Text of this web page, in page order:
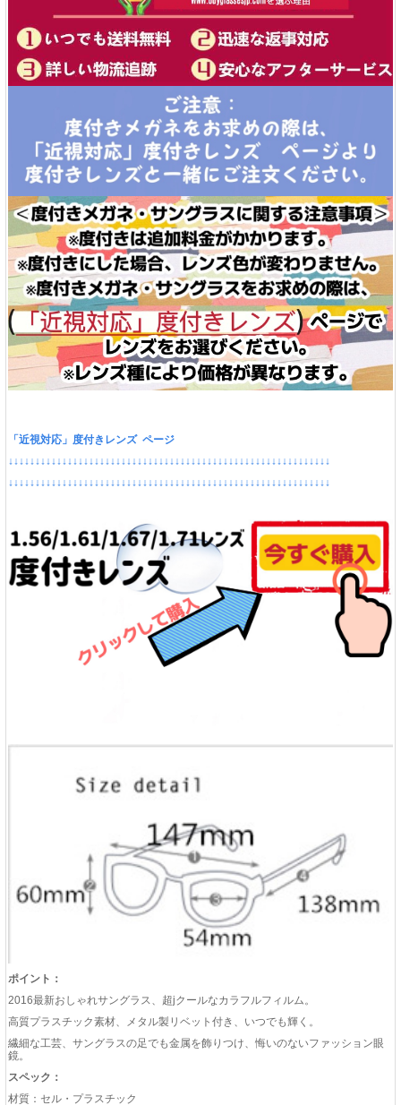
「近視対応」度付きレンズ ページ
↓↓↓↓↓↓↓↓↓↓↓↓↓↓↓↓↓↓↓↓↓↓↓↓↓↓↓↓↓↓↓↓↓↓↓↓↓↓↓↓↓↓↓↓↓↓↓↓↓↓↓↓↓↓↓↓↓↓↓↓
↓↓↓↓↓↓↓↓↓↓↓↓↓↓↓↓↓↓↓↓↓↓↓↓↓↓↓↓↓↓↓↓↓↓↓↓↓↓↓↓↓↓↓↓↓↓↓↓↓↓↓↓↓↓↓↓↓↓↓↓
ポイント：
2016最新おしゃれサングラス、超jクールなカラフルフィルム。
高質プラスチック素材、メタル製リベット付き、いつでも輝く。
繊細な工芸、サングラスの足でも金属を飾りつけ、悔いのないファッション眼
鏡。
スペック：
材質：セル・プラスチック